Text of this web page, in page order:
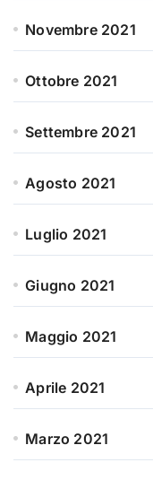
Novembre 2021
Ottobre 2021
Settembre 2021
Agosto 2021
Luglio 2021
Giugno 2021
Maggio 2021
Aprile 2021
Marzo 2021